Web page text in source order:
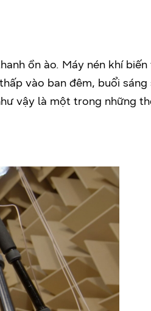
ồn ào. Máy nén khí
vào ban đêm, buổi sáng
vậy là một trong những